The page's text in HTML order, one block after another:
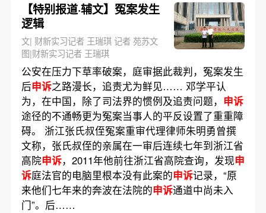
【特别报道·辅文】冤案发生
逻辑
文| 财新实习记者 王瑞琪 记者 苑苏文
图|财新实习记者 王瑞琪
公安在压力下草率破案，庭审据此裁判，冤案发生
后申诉之路漫长，追责尤为鲜见…… 邓学平认
为，在中国，除了司法界的惯例及追责问题， 申诉
途径的不通畅更为冤案当事人的平反设置了重重障
碍。 浙江张氏叔侄冤案重审代理律师朱明勇曾撰
文称，张氏叔侄的亲属在一审后连续七年到浙江省
高院申诉，2011年他前往浙江省高院查询，发现申
诉庭法官的电脑里根本没有此案的申诉记录，“原
来他们七年来的奔波在法院的申诉通道中尚未入
门”。后……